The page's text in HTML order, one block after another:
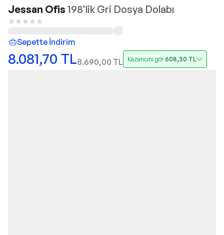
Jessan Ofis 198'lik Gri Dosya Dolabı
Sepette İndirim
8.081,70 TL8.690,00 TL Kazancını gör608,30 TL